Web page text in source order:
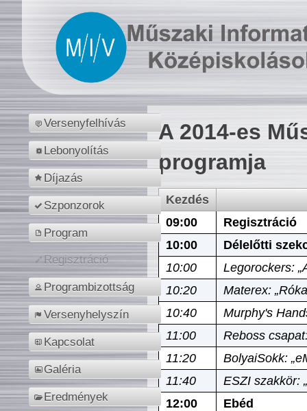
Versenyfelhívás
Lebonyolítás
Díjazás
Szponzorok
Program
Regisztráció
Programbizottság
Versenyhelyszín
Kapcsolat
Galéria
Eredmények
A 2014-es
programja
Kezdés
09:00
Regisztráció
10:00
Délelőtti
10:00
Legorockers:
10:20
Materex:
10:40
Murphy's
11:00
Reboss
11:20
BolyaiSokk:
11:40
ESZI szakkör:
12:00
Ebéd